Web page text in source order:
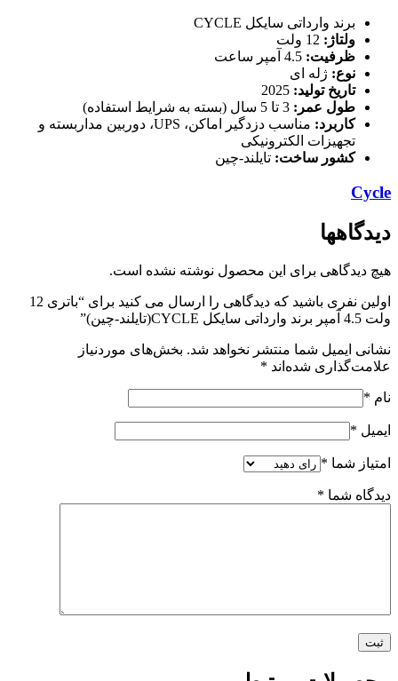
برند وارداتی سایکل CYCLE
ولتاژ:
ظرفیت:
نوع: ژله ای
تاریخ تولید:
طول عمر:
کاربرد:
مناسب دزدگیر اماکن، UPS، دوربین مداربسته و
تجهیزات الکترونیکی
کشور ساخت: تایلند-چین
Cycle
دیدگاهها
هیچ دیدگاهی برای این محصول نوشته نشده است.
اولین نفری باشید که دیدگاهی را ارسال می کنید برای “باتری 12
ولت 4.5 آمپر برند وارداتی سایکل CYCLE(تایلند-چین)”
نشانی ایمیل شما منتشر نخواهد شد. بخش‌های موردنیاز
علامت‌گذاری شده‌اند *
نام *
ایمیل *
امتیاز شما *
دیدگاه شما *